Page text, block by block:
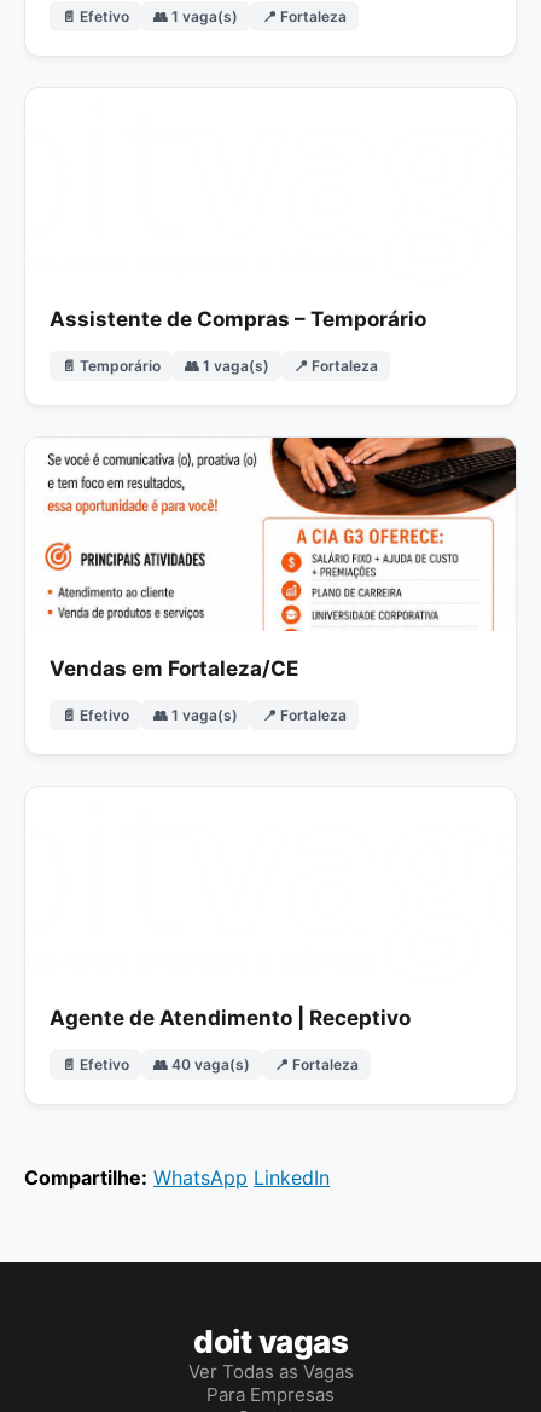
📄 Efetivo 👥 1 vaga(s) 📍 Fortaleza
Assistente de Compras – Temporário
📄 Temporário 👥 1 vaga(s) 📍 Fortaleza
Vendas em Fortaleza/CE
📄 Efetivo 👥 1 vaga(s) 📍 Fortaleza
Agente de Atendimento | Receptivo
📄 Efetivo 👥 40 vaga(s) 📍 Fortaleza
Compartilhe: WhatsApp LinkedIn
doit vagas
Ver Todas as Vagas
Para Empresas